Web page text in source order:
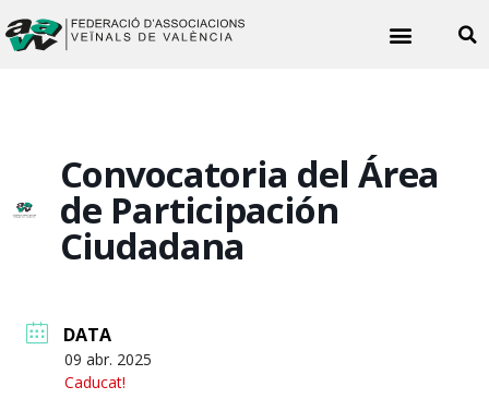
Convocatoria del Área
de Participación
Ciudadana
DATA
09 abr. 2025
Caducat!